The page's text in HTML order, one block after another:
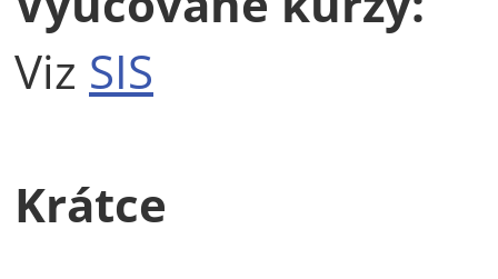
Viz SIS
Krátce